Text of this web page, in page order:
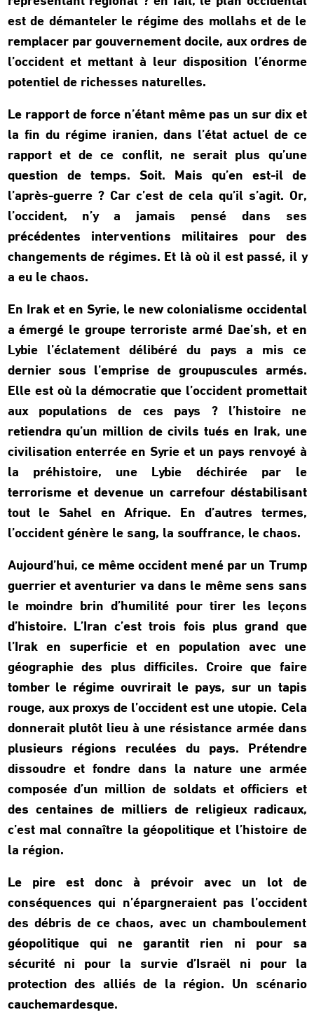
est de démanteler le régime des mollahs et de le
remplacer par gouvernement docile, aux ordres de
l’occident et mettant à leur disposition l’énorme
potentiel de richesses naturelles.
Le rapport de force n’étant même pas un sur dix et
la fin du régime iranien, dans l’état actuel de ce
rapport et de ce conflit, ne serait plus qu’une
question de temps. Soit. Mais qu’en est-il de
l’après-guerre ? Car c’est de cela qu’il s’agit. Or,
l’occident, n’y a jamais pensé dans ses
précédentes interventions militaires pour des
changements de régimes. Et là où il est passé, il y
a eu le chaos.
En Irak et en Syrie, le new colonialisme occidental
a émergé le groupe terroriste armé Dae’sh, et en
Lybie l’éclatement délibéré du pays a mis ce
dernier sous l’emprise de groupuscules armés.
Elle est où la démocratie que l’occident promettait
aux populations de ces pays ? l’histoire ne
retiendra qu’un million de civils tués en Irak, une
civilisation enterrée en Syrie et un pays renvoyé à
la préhistoire, une Lybie déchirée par le
terrorisme et devenue un carrefour déstabilisant
tout le Sahel en Afrique. En d’autres termes,
l’occident génère le sang, la souffrance, le chaos.
Aujourd’hui, ce même occident mené par un Trump
guerrier et aventurier va dans le même sens sans
le moindre brin d’humilité pour tirer les leçons
d’histoire. L’Iran c’est trois fois plus grand que
l’Irak en superficie et en population avec une
géographie des plus difficiles. Croire que faire
tomber le régime ouvrirait le pays, sur un tapis
rouge, aux proxys de l’occident est une utopie. Cela
donnerait plutôt lieu à une résistance armée dans
plusieurs régions reculées du pays. Prétendre
dissoudre et fondre dans la nature une armée
composée d’un million de soldats et officiers et
des centaines de milliers de religieux radicaux,
c’est mal connaître la géopolitique et l’histoire de
la région.
Le pire est donc à prévoir avec un lot de
conséquences qui n’épargneraient pas l’occident
des débris de ce chaos, avec un chamboulement
géopolitique qui ne garantit rien ni pour sa
sécurité ni pour la survie d’Israël ni pour la
protection des alliés de la région. Un scénario
cauchemardesque.